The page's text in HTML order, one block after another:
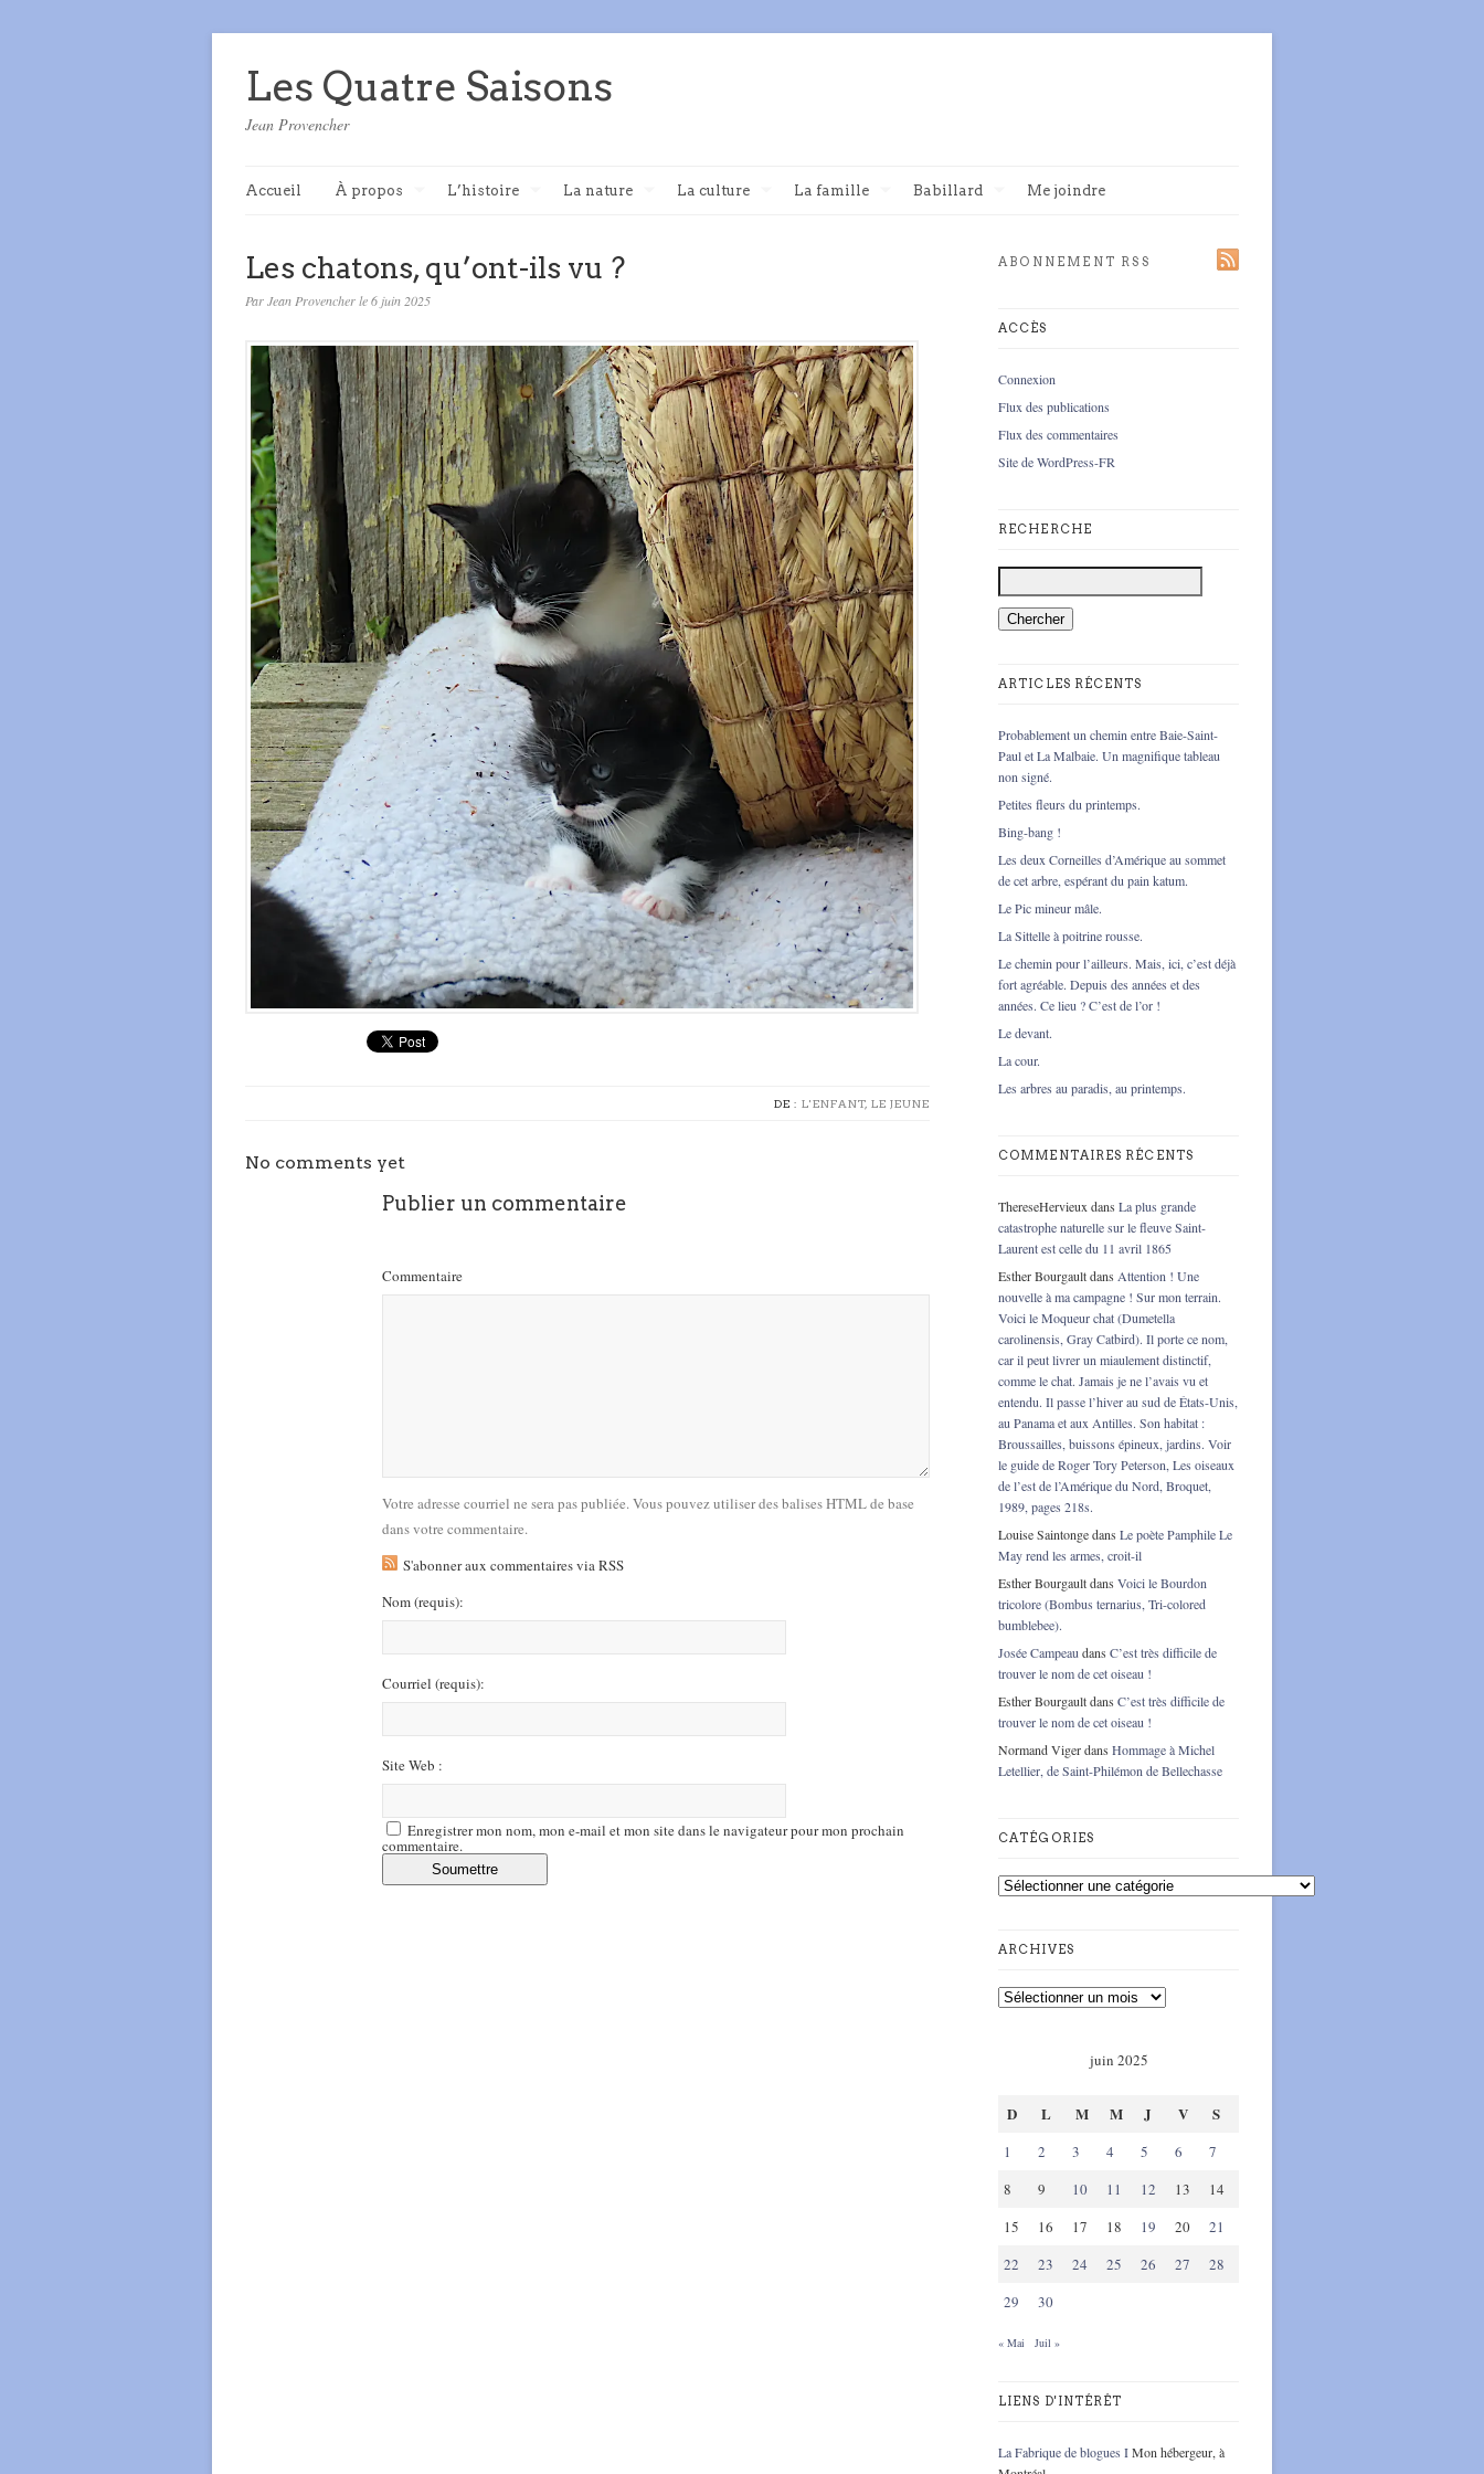
Les Quatre Saisons
Jean Provencher
Accueil À propos L’histoire La nature La culture La famille Babillard Me joindre
Les chatons, qu’ont-ils vu ?
Par Jean Provencher le 6 juin 2025
DE : L'ENFANT, LE JEUNE
No comments yet
Publier un commentaire
Commentaire
Votre adresse courriel ne sera pas publiée. Vous pouvez utiliser des balises HTML de base
dans votre commentaire.
S'abonner aux commentaires via RSS
Nom(requis):
Courriel (requis):
Site Web :
Enregistrer mon nom, mon e-mail et mon site dans le navigateur pour mon prochain
commentaire.
ABONNEMENT RSS
ACCÈS
Connexion
Flux des publications
Flux des commentaires
Site de WordPress-FR
RECHERCHE
ARTICLES RÉCENTS
Probablement un chemin entre Baie-Saint-
Paul et La Malbaie. Un magnifique tableau
non signé.
Petites fleurs du printemps.
Bing-bang !
Les deux Corneilles d’Amérique au sommet
de cet arbre, espérant du pain katum.
Le Pic mineur mâle.
La Sittelle à poitrine rousse.
Le chemin pour l’ailleurs. Mais, ici, c’est déjà
fort agréable. Depuis des années et des
années. Ce lieu ? C’est de l’or !
Le devant.
La cour.
Les arbres au paradis, au printemps.
COMMENTAIRES RÉCENTS
ThereseHervieux dans La plus grande
catastrophe naturelle sur le fleuve Saint-
Laurent est celle du 11 avril 1865
Esther Bourgaultdans Attention ! Une
nouvelle à ma campagne ! Sur mon terrain.
Voici le Moqueur chat (Dumetella
carolinensis, Gray Catbird). Il porte ce nom,
car il peut livrer un miaulement distinctif,
comme le chat. Jamais je ne l’avais vu et
entendu. Il passe l’hiver au sud de États-Unis,
au Panama et aux Antilles. Son habitat :
Broussailles, buissons épineux, jardins. Voir
le guide de Roger Tory Peterson, Les oiseaux
de l’est de l’Amérique du Nord, Broquet,
1989, pages 218s.
Louise Saintongedans Le poète Pamphile Le
May rend les armes, croit-il
Esther Bourgaultdans Voici le Bourdon
tricolore (Bombus ternarius, Tri-colored
bumblebee).
Josée Campeau dans C’est très difficile de
trouver le nom de cet oiseau !
Esther Bourgaultdans C’est très difficile de
trouver le nom de cet oiseau !
Normand Vigerdans Hommage à Michel
Letellier, de Saint-Philémon de Bellechasse
CATÉGORIES
ARCHIVES
juin 2025
D L M M J V S
1 2 3 4 5 6
7
8
9 10 11 12 13
14
15
16 17 18 19 20
21
22
23 24 25 26 27
28
29
30
« Mai Juil »
LIENS D'INTÉRÊT
La Fabrique de blogues IMon hébergeur, à